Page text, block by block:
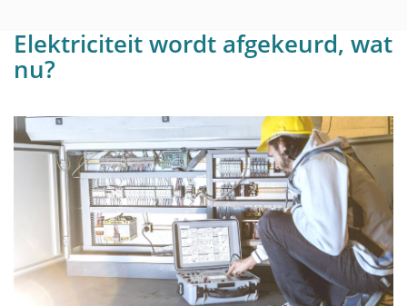
Elektriciteit wordt afgekeurd, wat
nu?